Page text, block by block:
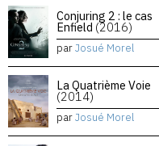
Conjuring 2 : le cas
Enfield (2016)
parJosué Morel
La Quatrième Voie
(2014)
parJosué Morel